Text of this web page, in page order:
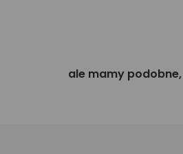
ale mamy